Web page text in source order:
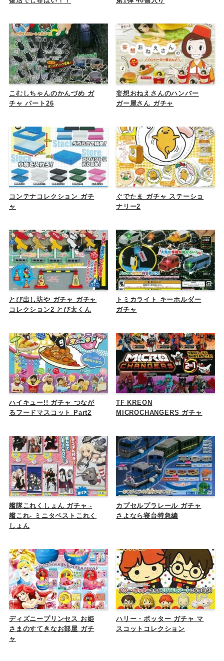
こむしちゃんのかんづめ ガ
チャ パート26
妄想おねえさんのハンバー
ガー屋さん ガチャ
コンテナコレクション ガチ
ャ
ぐでたま ガチャ ステーショ
ナリー2
とび出し坊や ガチャ ガチャ
コレクション2 とび太くん
トミカライト キーホルダー
ガチャ
ハイキュー!! ガチャ つなが
るフードマスコット Part2
TF KREON
MICROCHANGERS ガチャ
艦隊これくしょん ガチャ -
艦これ- ミニタペストこれく
しょん
カプセルプラレール ガチャ
さよなら寝台特急編
ディズニープリンセス お姫
さまのすてきなお部屋 ガチ
ャ
ハリー・ポッター ガチャ マ
スコットコレクション